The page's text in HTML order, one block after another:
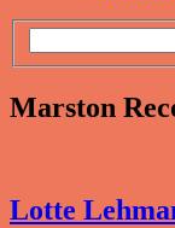
Marston
Lotte